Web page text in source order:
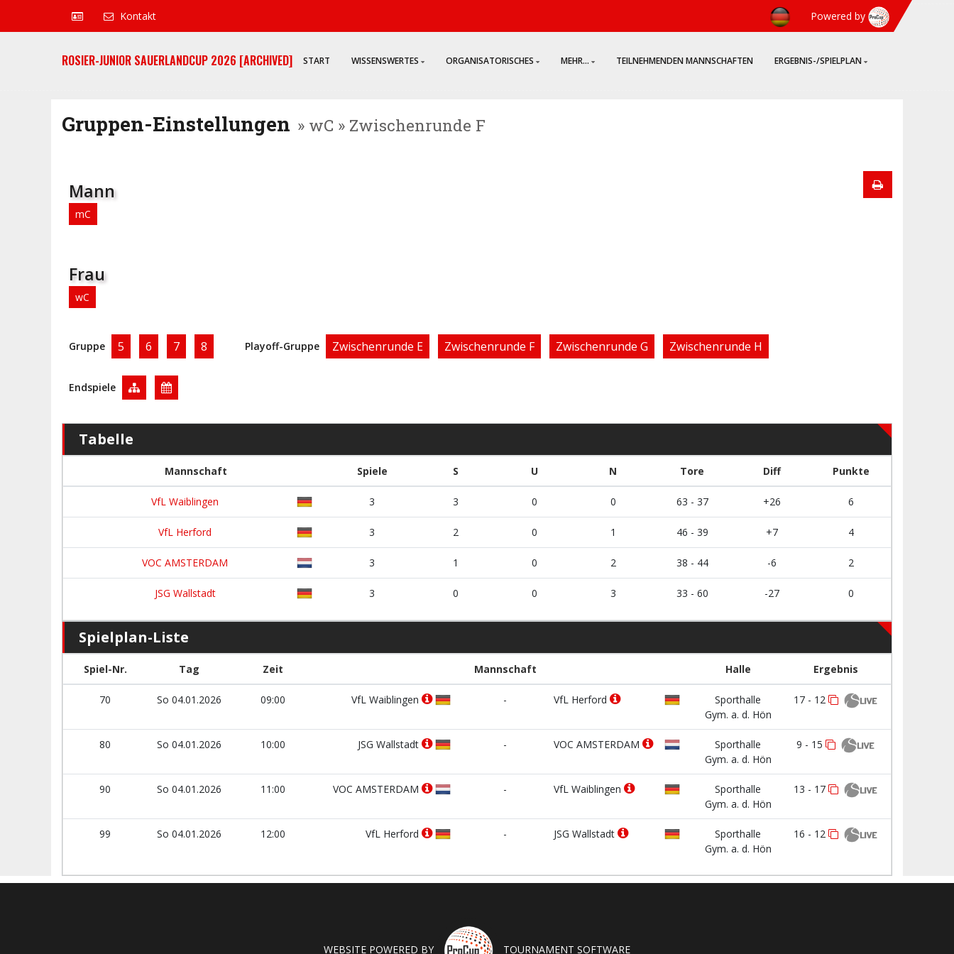
Kontakt Powered by
ROSIER-JUNIOR SAUERLANDCUP 2026 [ARCHIVED] START WISSENSWERTES ORGANISATORISCHES MEHR... TEILNEHMENDEN MANNSCHAFTEN ERGEBNIS-/SPIELPLAN
Gruppen-Einstellungen » wC » Zwischenrunde F
Mann
mC
Frau
wC
Gruppe 5 6 7 8 Playoff-Gruppe Zwischenrunde E Zwischenrunde F Zwischenrunde G Zwischenrunde H
Endspiele
Tabelle
Mannschaft Spiele S U N Tore Diff Punkte
VfL Waiblingen 3 3 0 0 63 - 37 +26 6
VfL Herford 3 2 0 1 46 - 39 +7 4
VOC AMSTERDAM 3 1 0 2 38 - 44 -6 2
JSG Wallstadt 3 0 0 3 33 - 60 -27 0
Spielplan-Liste
Spiel-Nr. Tag Zeit Mannschaft Halle Ergebnis
70 So 04.01.2026 09:00 VfL Waiblingen - VfL Herford
Sporthalle
Gym. a. d. Hön
17 - 12
80 So 04.01.2026 10:00 JSG Wallstadt - VOC AMSTERDAM
Sporthalle
Gym. a. d. Hön
9 - 15
90 So 04.01.2026 11:00 VOC AMSTERDAM - VfL Waiblingen
Sporthalle
Gym. a. d. Hön
13 - 17
99 So 04.01.2026 12:00 VfL Herford - JSG Wallstadt
Sporthalle
Gym. a. d. Hön
16 - 12
WEBSITE POWERED BY TOURNAMENT SOFTWARE